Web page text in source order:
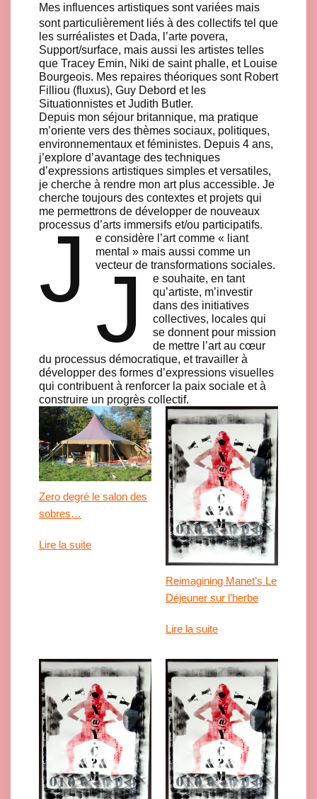
Mes influences artistiques sont variées mais
sont particulièrement liés à des collectifs tel que
les surréalistes et Dada, l’arte povera,
Support/surface, mais aussi les artistes telles
que Tracey Emin, Niki de saint phalle, et Louise
Bourgeois. Mes repaires théoriques sont Robert
Filliou (fluxus), Guy Debord et les
Situationnistes et Judith Butler.
Depuis mon séjour britannique, ma pratique
m’oriente vers des thèmes sociaux, politiques,
environnementaux et féministes. Depuis 4 ans,
j’explore d’avantage des techniques
d’expressions artistiques simples et versatiles,
je cherche à rendre mon art plus accessible. Je
cherche toujours des contextes et projets qui
me permettrons de développer de nouveaux
processus d’arts immersifs et/ou participatifs.
J
e considère l’art comme « liant
mental » mais aussi comme un
vecteur de transformations sociales.
J
e souhaite, en tant
qu’artiste, m’investir
dans des initiatives
collectives, locales qui
se donnent pour mission
de mettre l’art au cœur
du processus démocratique, et travailler à
développer des formes d’expressions visuelles
qui contribuent à renforcer la paix sociale et à
construire un progrès collectif.
Zero degré le salon des
sobres…
Lire la suite
Reimagining Manet’s Le
Déjeuner sur l’herbe
Lire la suite